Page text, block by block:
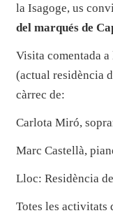
la Isagoge, us
del marqués de
Visita comentada a
(actual residència
càrrec de:
Carlota Miró,
Marc Castellà,
Lloc: Residència
Totes les activitats